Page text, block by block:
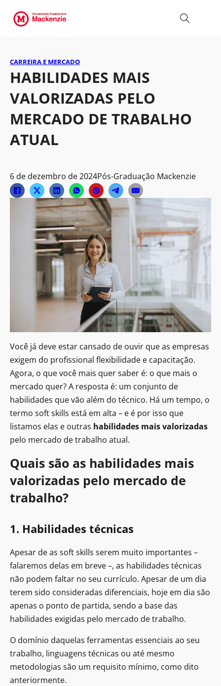
CARREIRA E MERCADO
HABILIDADES MAIS
VALORIZADAS PELO
MERCADO DE TRABALHO
ATUAL
6 de dezembro de 2024Pós-Graduação Mackenzie
Você já deve estar cansado de ouvir que as empresas
exigem do profissional flexibilidade e capacitação.
Agora, o que você mais quer saber é: o que mais o
mercado quer? A resposta é: um conjunto de
habilidades que vão além do técnico. Há um tempo, o
termo soft skills está em alta – e é por isso que
listamos elas e outras habilidades mais valorizadas
pelo mercado de trabalho atual.
Quais são as habilidades mais
valorizadas pelo mercado de
trabalho?
1. Habilidades técnicas
Apesar de as soft skills serem muito importantes –
falaremos delas em breve –, as habilidades técnicas
não podem faltar no seu currículo. Apesar de um dia
terem sido consideradas diferenciais, hoje em dia são
apenas o ponto de partida, sendo a base das
habilidades exigidas pelo mercado de trabalho.
O domínio daquelas ferramentas essenciais ao seu
trabalho, linguagens técnicas ou até mesmo
metodologias são um requisito mínimo, como dito
anteriormente.